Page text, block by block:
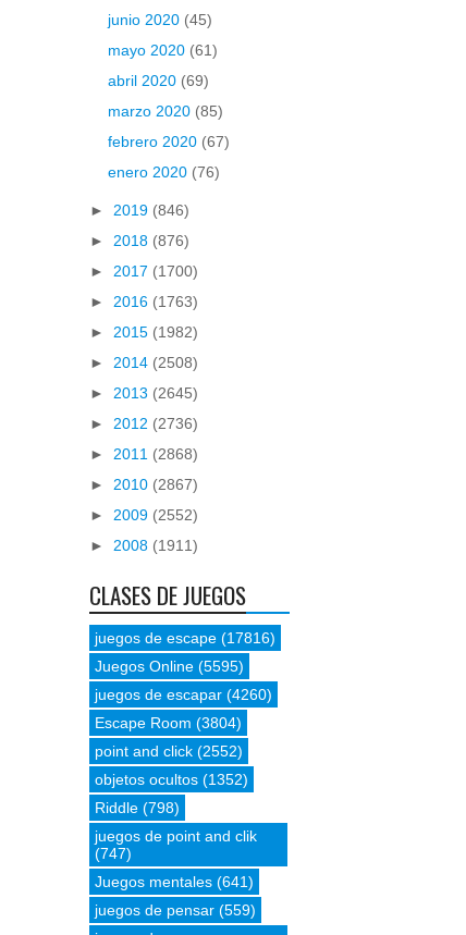
junio 2020 (45)
mayo 2020 (61)
abril 2020 (69)
marzo 2020 (85)
febrero 2020 (67)
enero 2020 (76)
► 2019 (846)
► 2018 (876)
► 2017 (1700)
► 2016 (1763)
► 2015 (1982)
► 2014 (2508)
► 2013 (2645)
► 2012 (2736)
► 2011 (2868)
► 2010 (2867)
► 2009 (2552)
► 2008 (1911)
CLASES DE JUEGOS
juegos de escape (17816)
Juegos Online (5595)
juegos de escapar (4260)
Escape Room (3804)
point and click (2552)
objetos ocultos (1352)
Riddle (798)
juegos de point and clik
(747)
Juegos mentales (641)
juegos de pensar (559)